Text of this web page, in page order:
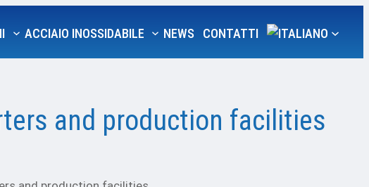
ACCIAIO INOSSIDABILE NEWS CONTATTI
and production facilities